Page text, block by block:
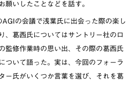
願いしたことなどを話す。
の会議で浅葉氏に出会った際の楽し
、葛西氏についてはサントリー社のロ
監修作業時の思い出、その際の葛西氏
ついて語った。実は、今回のフォーラ
ー氏がいくつか言葉を選び、それを葛